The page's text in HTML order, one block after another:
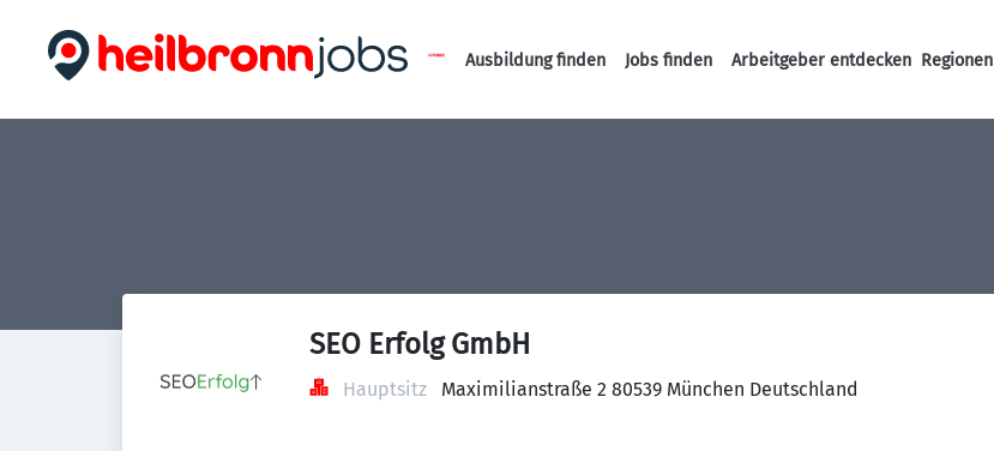
Haupt-Navigation
Ausbildung finden Jobs finden Arbeitgeber entdecken Regionen
SEO Erfolg GmbH
Hauptsitz Maximilianstraße 2 80539 München Deutschland